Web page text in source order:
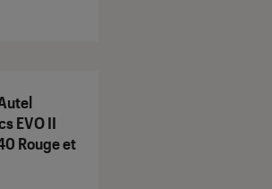
EVO II
Rouge et